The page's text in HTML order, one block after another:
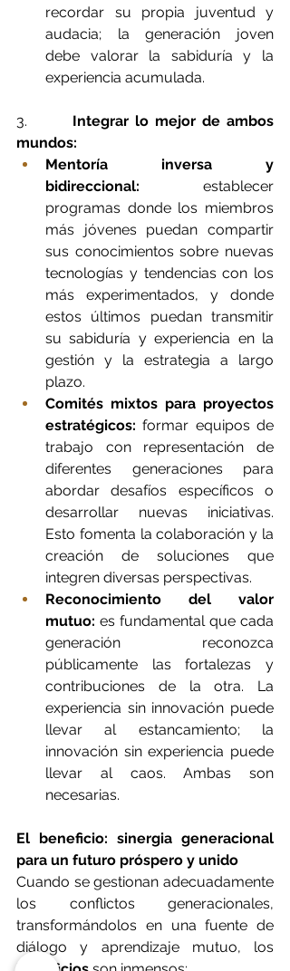
recordar su propia juventud y
audacia; la generación joven
debe valorar la sabiduría y la
experiencia acumulada.
3. Integrar lo mejor de ambos
mundos:
Mentoría inversa y
bidireccional: establecer
programas donde los miembros
más jóvenes puedan compartir
sus conocimientos sobre nuevas
tecnologías y tendencias con los
más experimentados, y donde
estos últimos puedan transmitir
su sabiduría y experiencia en la
gestión y la estrategia a largo
plazo.
Comités mixtos para proyectos
estratégicos: formar equipos de
trabajo con representación de
diferentes generaciones para
abordar desafíos específicos o
desarrollar nuevas iniciativas.
Esto fomenta la colaboración y la
creación de soluciones que
integren diversas perspectivas.
Reconocimiento del valor
mutuo: es fundamental que cada
generación reconozca
públicamente las fortalezas y
contribuciones de la otra. La
experiencia sin innovación puede
llevar al estancamiento; la
innovación sin experiencia puede
llevar al caos. Ambas son
necesarias.
El beneficio: sinergia generacional
para un futuro próspero y unido
Cuando se gestionan adecuadamente
los conflictos generacionales,
transformándolos en una fuente de